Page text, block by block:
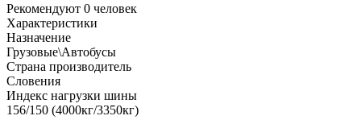
Рекомендуют 0 человек
Характеристики
Назначение
Грузовые\Автобусы
Страна производитель
Словения
Индекс нагрузки шины
156/150 (4000кг/3350кг)